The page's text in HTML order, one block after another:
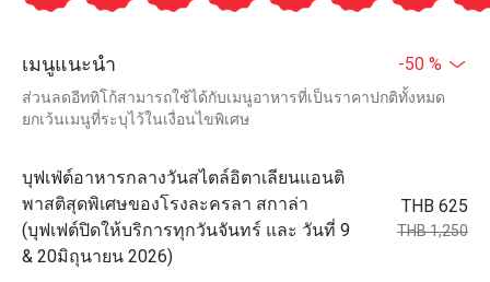
เมนูแนะนำ -50 %
ส่วนลดอีททิโก้สามารถใช้ได้กับเมนูอาหารที่เป็นราคาปกติทั้งหมด
ยกเว้นเมนูที่ระบุไว้ในเงื่อนไขพิเศษ
บุฟเฟ่ต์อาหารกลางวันสไตล์อิตาเลียนแอนติ
พาสติสุดพิเศษของโรงละครลา สกาล่า
(บุฟเฟต์ปิดให้บริการทุกวันจันทร์ และ วันที่ 9
& 20มิถุนายน 2026)
THB 625
THB 1,250